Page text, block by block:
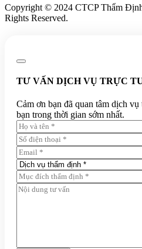
Copyright © 2024 CTCP Thẩm
Rights Reserved.
TƯ VẤN DỊCH VỤ TRỰC
Cảm ơn bạn đã quan tâm dịch
bạn trong thời gian sớm nhất.